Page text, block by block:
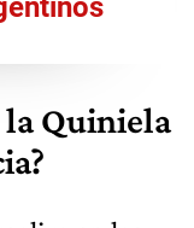
la Quiniela